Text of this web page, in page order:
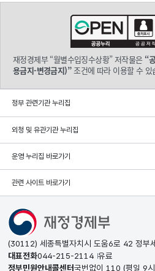
재정경제부 “월별수입징수상황” 저작물은 “
용금지-변경금지)”조건에 따라 이용할 수 있
정부 관련기관 누리집
외청 및 유관기관 누리집
운영 누리집 바로가기
관련 사이트 바로가기
(30112) 세종특별자치시 도움6로 42 정부
대표전화044-215-2114 유료
정부민원안내콜센터국번없이 110 (평일 9